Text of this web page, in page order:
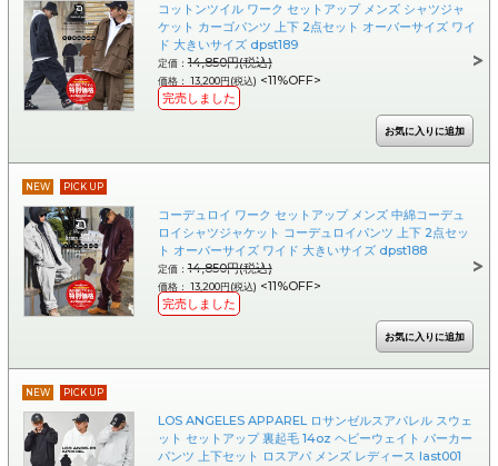
コットンツイル ワーク セットアップ メンズ シャツジャ
ケット カーゴパンツ 上下 2点セット オーバーサイズ ワイ
ド 大きいサイズ dpst189
定価：14,850円(税込)
価格： 13,200円(税込) <11%OFF>
完売しました
NEW PICK UP
コーデュロイ ワーク セットアップ メンズ 中綿コーデュ
ロイシャツジャケット コーデュロイパンツ 上下 2点セッ
ト オーバーサイズ ワイド 大きいサイズ dpst188
定価：14,850円(税込)
価格： 13,200円(税込) <11%OFF>
完売しました
NEW PICK UP
LOS ANGELES APPAREL ロサンゼルスアパレル スウェ
ット セットアップ 裏起毛 14oz ヘビーウェイト パーカー
パンツ 上下セット ロスアパ メンズ レディース last001